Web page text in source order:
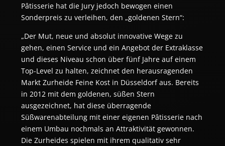
Pâtisserie hat die Jury jedoch bewogen einen
Sonderpreis zu verleihen, den „goldenen Stern“:
„Der Mut, neue und absolut innovative Wege zu
gehen, einen Service und ein Angebot der Extraklasse
und dieses Niveau schon über fünf Jahre auf einem
Top-Level zu halten, zeichnet den herausragenden
Markt Zurheide Feine Kost in Düsseldorf aus. Bereits
in 2012 mit dem goldenen, süßen Stern
ausgezeichnet, hat diese überragende
Süßwarenabteilung mit einer eigenen Pâtisserie nach
einem Umbau nochmals an Attraktivität gewonnen.
Die Zurheides spielen mit ihrem qualitativ sehr